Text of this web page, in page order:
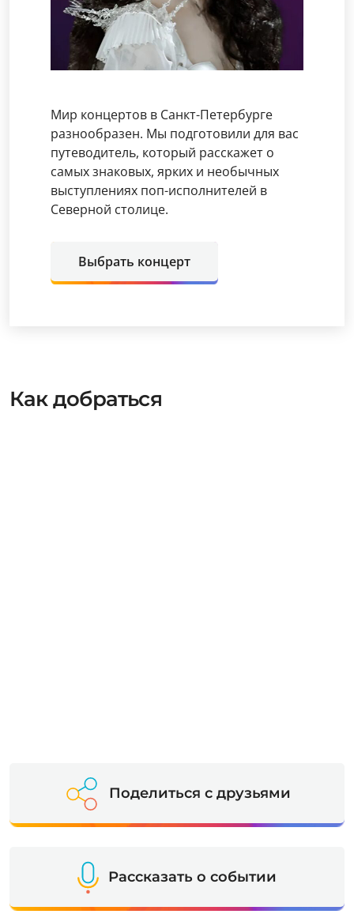
Мир концертов в Санкт-Петербурге
разнообразен. Мы подготовили для вас
путеводитель, который расскажет о
самых знаковых, ярких и необычных
выступлениях поп-исполнителей в
Северной столице.
Выбрать концерт
Как добраться
Поделиться с друзьями
Рассказать о событии